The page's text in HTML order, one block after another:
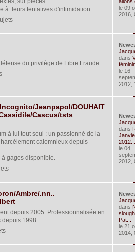
à leurs tentatives d'intimidation.
le 09
2016,
du privilège de Libre Fraude.
dans
le 16
2012,
Jeanpapol/DOUHAIT
Cascus/tsts
à lui tout seul : un passionné de la
calomnieux depuis
à gages disponible.
dans
2012...
le 04
2012,
Ambre/.nn..
depuis 2005. Professionnalisée en
depuis 1998.
dans
Pat...
le 21
2014,